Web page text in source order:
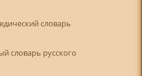
словарь
словарь русского